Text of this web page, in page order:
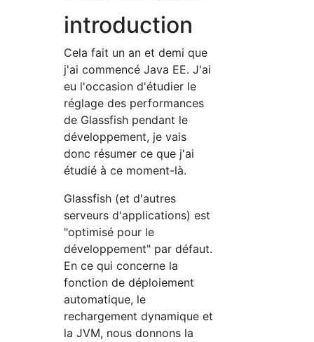
introduction
Cela fait un an et demi que
j'ai commencé Java EE. J'ai
eu l'occasion d'étudier le
réglage des performances
de Glassfish pendant le
développement, je vais
donc résumer ce que j'ai
étudié à ce moment-là.
Glassfish (et d'autres
serveurs d'applications) est
"optimisé pour le
développement" par défaut.
En ce qui concerne la
fonction de déploiement
automatique, le
rechargement dynamique et
la JVM, nous donnons la